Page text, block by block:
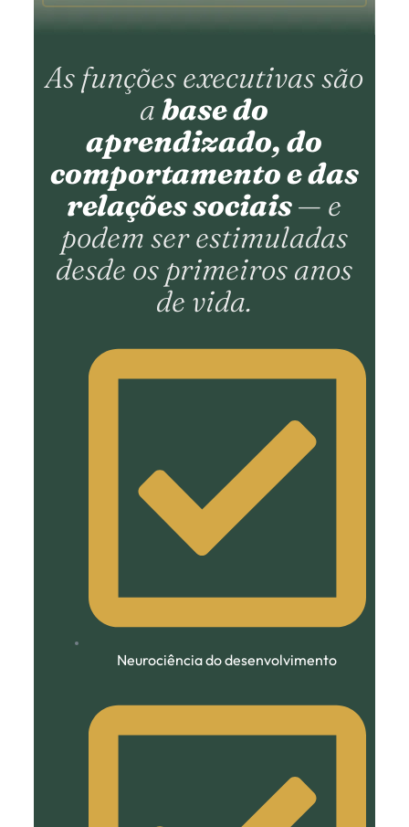
As funções executivas são
abase do
aprendizado, do
comportamento e das
relações sociais— e
podem ser estimuladas
desde os primeiros anos
de vida.
Neurociência do desenvolvimento